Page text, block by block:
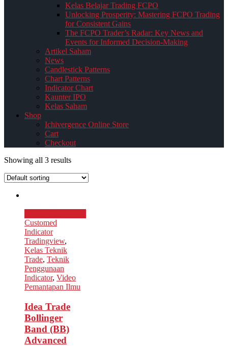
Kelas Belajar Trading FCPO
Unlocking Prosperity: Mastering FCPO Trading
for Consistent Gains
The FCPO Trader’s Radar: Key News and
Events for Informed Decision-Making
Artikel Saham
News
Candlestick Patterns
Chart Patterns
Indicator Chart
Kaunter IPO
Kelas Saham
Shop
Ichivergence Online Store
Cart
Checkout
Showing all 3 results
Customed
Indicator
Tradingview,
Kelas Teknik
Trade, Teknik
Penggunaan
Indicator, Video
Pemantapan Ilmu
Idea Trade
Bollinger
Band (BB)
Advanced